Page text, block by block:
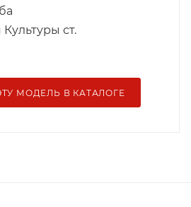
ст.
МОДЕЛЬ В КАТАЛОГЕ